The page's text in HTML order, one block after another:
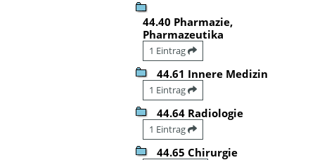
44.40 Pharmazie,
Pharmazeutika
1 Eintrag
44.61 Innere Medizin
1 Eintrag
44.64 Radiologie
1 Eintrag
44.65 Chirurgie